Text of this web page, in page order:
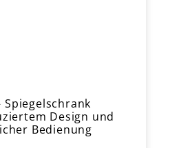
Spiegelschrank
Design und
Bedienung